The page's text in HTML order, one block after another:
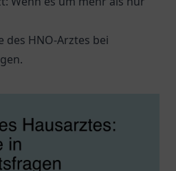
des HNO-Arztes bei